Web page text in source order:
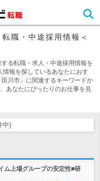
職・中途採用情報＜
る転職・求人・中途採用情報を
情報を探しているあなたにおす
川市」に関連するキーワードか
あなたにぴったりのお仕事を見
中)
ム上場グループの安定性■研